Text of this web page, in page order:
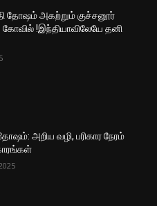
தோஷம் அகற்றும் குச்சனூர்
!இந்தியாவிலேயே தனி
அறிய வழி, பரிகார நேரம்